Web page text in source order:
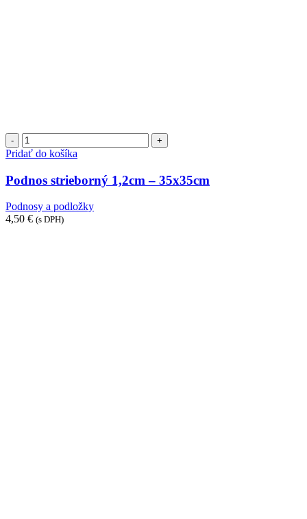
množstvo
Podnos
1,2cm
-
35x35cm
Pridať do košíka
Podnos strieborný 1,2cm – 35x35cm
Podnosy a podložky
4,50 € (s DPH)